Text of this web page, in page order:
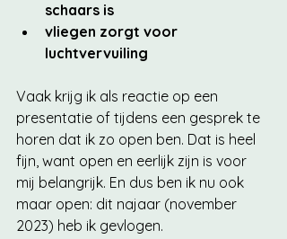
schaars is
vliegen zorgt voor
luchtvervuiling
Vaak krijg ik als reactie op een
presentatie of tijdens een gesprek te
horen dat ik zo open ben. Dat is heel
fijn, want open en eerlijk zijn is voor
mij belangrijk. En dus ben ik nu ook
maar open: dit najaar (november
2023) heb ik gevlogen.